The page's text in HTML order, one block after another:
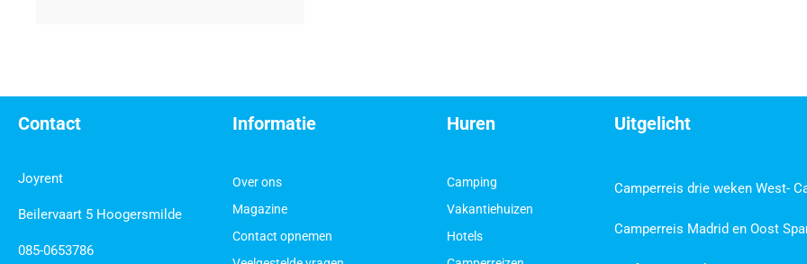
Contact
Joyrent
Beilervaart 5 Hoogersmilde
085-0653786
Informatie
Over ons
Magazine
Contact opnemen
Huren
Camping
Vakantiehuizen
Hotels
Uitgelicht
Camperreis drie weken West-
Camperreis Madrid en Oost